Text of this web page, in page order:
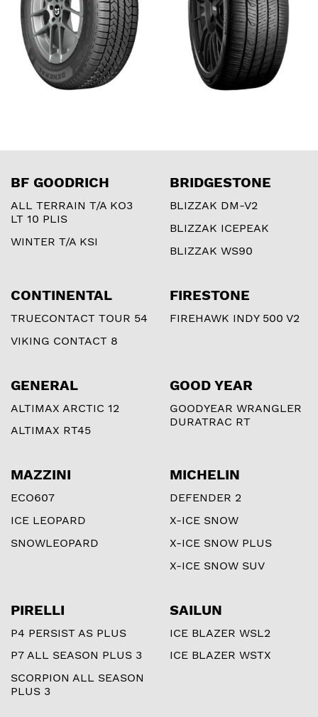
BF GOODRICH
ALL TERRAIN T/A KO3
LT 10 PLIS
WINTER T/A KSI
BRIDGESTONE
BLIZZAK DM-V2
BLIZZAK ICEPEAK
BLIZZAK WS90
CONTINENTAL
TRUECONTACT TOUR 54
VIKING CONTACT 8
FIRESTONE
FIREHAWK INDY 500 V2
GENERAL
ALTIMAX ARCTIC 12
ALTIMAX RT45
GOOD YEAR
GOODYEAR WRANGLER
DURATRAC RT
MAZZINI
ECO607
ICE LEOPARD
SNOWLEOPARD
MICHELIN
DEFENDER 2
X-ICE SNOW
X-ICE SNOW PLUS
X-ICE SNOW SUV
PIRELLI
P4 PERSIST AS PLUS
P7 ALL SEASON PLUS 3
SCORPION ALL SEASON
PLUS 3
SAILUN
ICE BLAZER WSL2
ICE BLAZER WSTX